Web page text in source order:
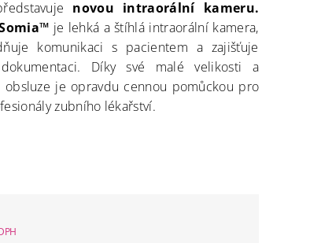
novou intraorální kameru.
je lehká a štíhlá intraorální kamera,
komunikaci s pacientem a zajišťuje
dokumentaci. Díky své malé velikosti a
obsluze je opravdu cennou pomůckou pro
zubního lékařství.